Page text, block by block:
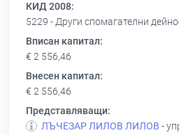
КИД 2008:
5229 - Други спомагателни
Вписан капитал:
€ 2 556,46
Внесен капитал:
€ 2 556,46
Представляващи:
ЛЪЧЕЗАР ЛИЛОВ ЛИЛОВ -